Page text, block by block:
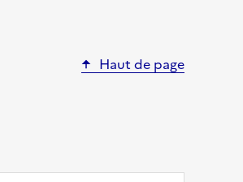
Haut de page